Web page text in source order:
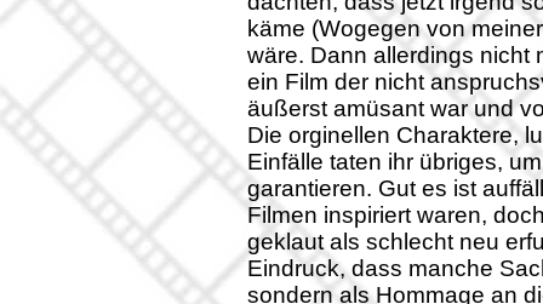
käme (Wogegen von
wäre. Dann allerdings nicht
ein Film der nicht
äußerst amüsant war und
Die orginellen Charaktere,
Einfälle taten ihr übriges,
garantieren. Gut es ist
Filmen inspiriert waren,
geklaut als schlecht neu
Eindruck, dass manche
sondern als Hommage an